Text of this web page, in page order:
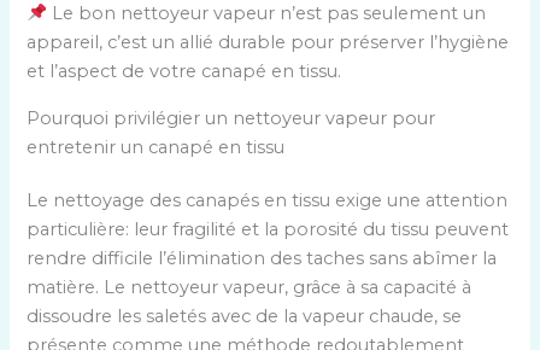
Le bon nettoyeur vapeur n’est pas seulement un
appareil, c’est un allié durable pour préserver l’hygiène
et l’aspect de votre canapé en tissu.
Pourquoi privilégier un nettoyeur vapeur pour
entretenir un canapé en tissu
Le nettoyage des canapés en tissu exige une attention
particulière: leur fragilité et la porosité du tissu peuvent
rendre difficile l’élimination des taches sans abîmer la
matière. Le nettoyeur vapeur, grâce à sa capacité à
dissoudre les saletés avec de la vapeur chaude, se
présente comme une méthode redoutablement